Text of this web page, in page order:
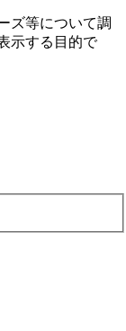
ズ等について調
⽰する⽬的で